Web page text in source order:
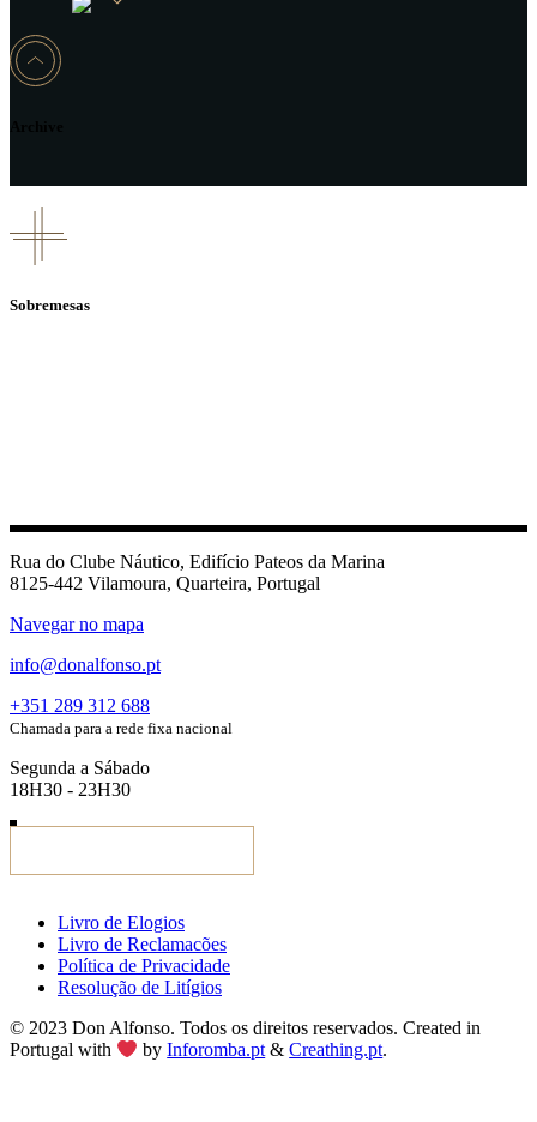
Sobremesas
Rua do Clube Náutico, Edifício Pateos da Marina
8125-442 Vilamoura, Quarteira, Portugal
Navegar no mapa
info@donalfonso.pt
+351 289 312 688
Chamada para a rede fixa nacional
Segunda a Sábado
18H30 - 23H30
Livro de Elogios
Livro de Reclamacões
Política de Privacidade
Resolução de Litígios
© 2023 Don Alfonso. Todos os direitos reservados. Created in
Portugal with
byInforomba.pt&Creathing.pt.